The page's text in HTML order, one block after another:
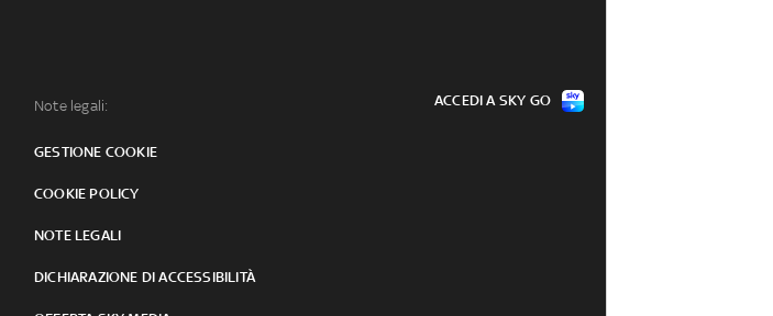
Note legali:
GESTIONE COOKIE
COOKIE POLICY
NOTE LEGALI
DICHIARAZIONE DI ACCESSIBILITÀ
ACCEDI A SKY GO